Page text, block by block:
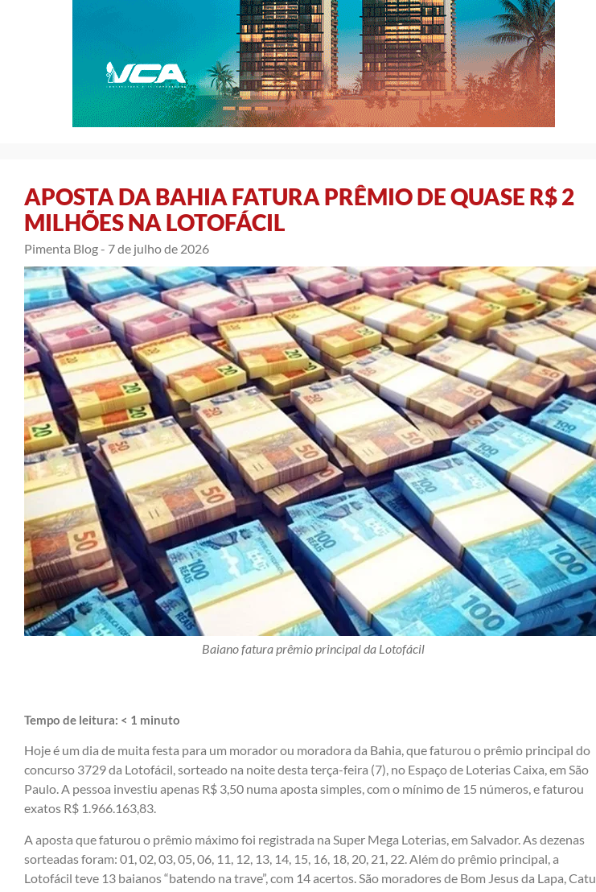
APOSTA DA BAHIA FATURA PRÊMIO DE QUASE R$ 2
MILHÕES NA LOTOFÁCIL
Pimenta Blog - 7 de julho de 2026
Baiano fatura prêmio principal da Lotofácil
Tempo de leitura: < 1 minuto
Hoje é um dia de muita festa para um morador ou moradora da Bahia, que faturou o prêmio principal do
concurso 3729 da Lotofácil, sorteado na noite desta terça-feira (7), no Espaço de Loterias Caixa, em São
Paulo. A pessoa investiu apenas R$ 3,50 numa aposta simples, com o mínimo de 15 números, e faturou
exatos R$ 1.966.163,83.
A aposta que faturou o prêmio máximo foi registrada na Super Mega Loterias, em Salvador. As dezenas
sorteadas foram: 01, 02, 03, 05, 06, 11, 12, 13, 14, 15, 16, 18, 20, 21, 22. Além do prêmio principal, a
Lotofácil teve 13 baianos “batendo na trave”, com 14 acertos. São moradores de Bom Jesus da Lapa, Catu,